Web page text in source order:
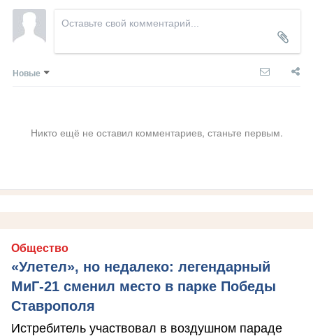
Новые
Никто ещё не оставил комментариев, станьте первым.
Общество
«Улетел», но недалеко: легендарный
МиГ-21 сменил место в парке Победы
Ставрополя
Истребитель участвовал в воздушном параде